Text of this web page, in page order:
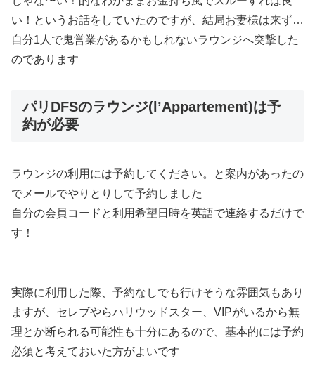
い！というお話をしていたのですが、結局お妻様は来ず…
自分1人で鬼営業があるかもしれないラウンジへ突撃した
のであります
パリDFSのラウンジ(l’Appartement)は予
約が必要
ラウンジの利用には予約してください。と案内があったの
でメールでやりとりして予約しました
自分の会員コードと利用希望日時を英語で連絡するだけで
す！
実際に利用した際、予約なしでも行けそうな雰囲気もあり
ますが、セレブやらハリウッドスター、VIPがいるから無
理とか断られる可能性も十分にあるので、基本的には予約
必須と考えておいた方がよいです